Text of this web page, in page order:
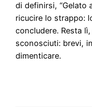
di definirsi, “Gelato
ricucire lo strappo:
concludere. Resta
sconosciuti: brevi,
dimenticare.